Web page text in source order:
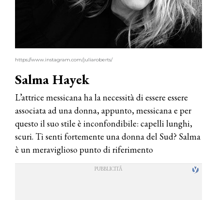
https://www.instagram.com/juliaroberts/
Salma Hayek
L’attrice messicana ha la necessità di essere essere
associata ad una donna, appunto, messicana e per
questo il suo stile è inconfondibile: capelli lunghi,
scuri. Ti senti fortemente una donna del Sud? Salma
è un meraviglioso punto di riferimento